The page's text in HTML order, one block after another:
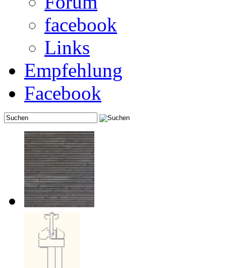
facebook
Links
Empfehlung
Facebook